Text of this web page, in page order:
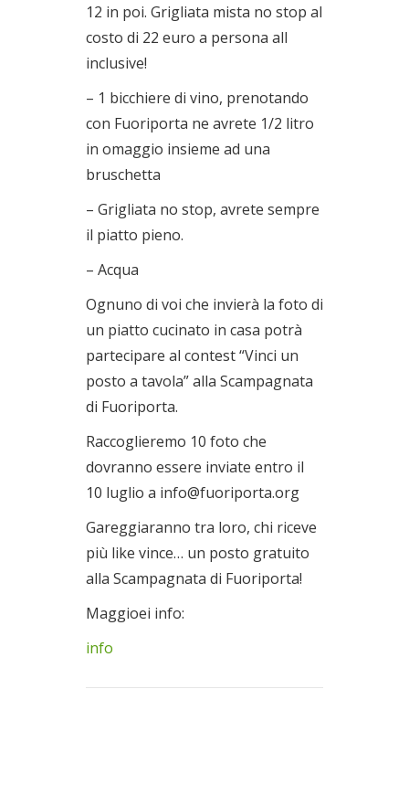
12 in poi. Grigliata mista no stop al
costo di 22 euro a persona all
inclusive!
– 1 bicchiere di vino, prenotando
con Fuoriporta ne avrete 1/2 litro
in omaggio insieme ad una
bruschetta
– Grigliata no stop, avrete sempre
il piatto pieno.
– Acqua
Ognuno di voi che invierà la foto di
un piatto cucinato in casa potrà
partecipare al contest “Vinci un
posto a tavola” alla Scampagnata
di Fuoriporta.
Raccoglieremo 10 foto che
dovranno essere inviate entro il
10 luglio a info@fuoriporta.org
Gareggiaranno tra loro, chi riceve
più like vince… un posto gratuito
alla Scampagnata di Fuoriporta!
Maggioei info:
info